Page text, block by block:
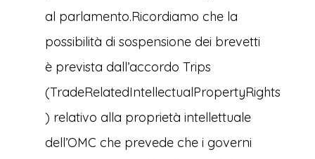
al parlamento.Ricordiamo che la
possibilità di sospensione dei brevetti
è prevista dall’accordo Trips
(TradeRelatedIntellectualPropertyRights
) relativo alla proprietà intellettuale
dell’OMC che prevede che i governi